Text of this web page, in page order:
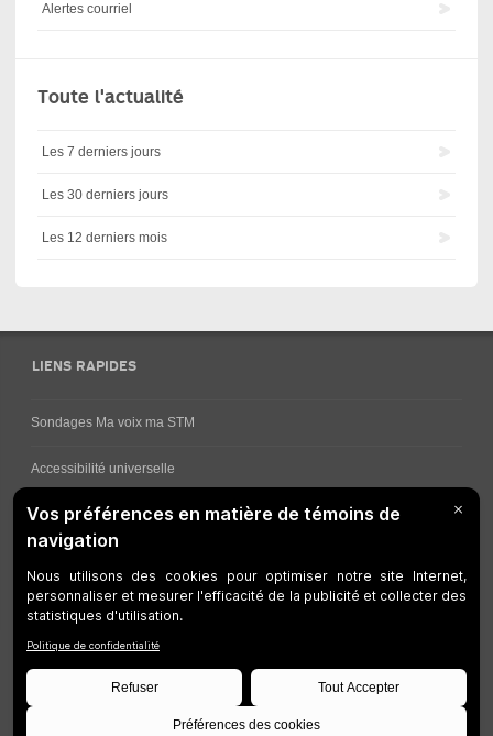
Alertes courriel
Toute l'actualité
Les 7 derniers jours
Les 30 derniers jours
Les 12 derniers mois
LIENS RAPIDES
Sondages Ma voix ma STM
Accessibilité universelle
Comment obtenir vos horaires de bus
Travaux en cours
Gestion des témoins
Accessibilité Web
Plan du site